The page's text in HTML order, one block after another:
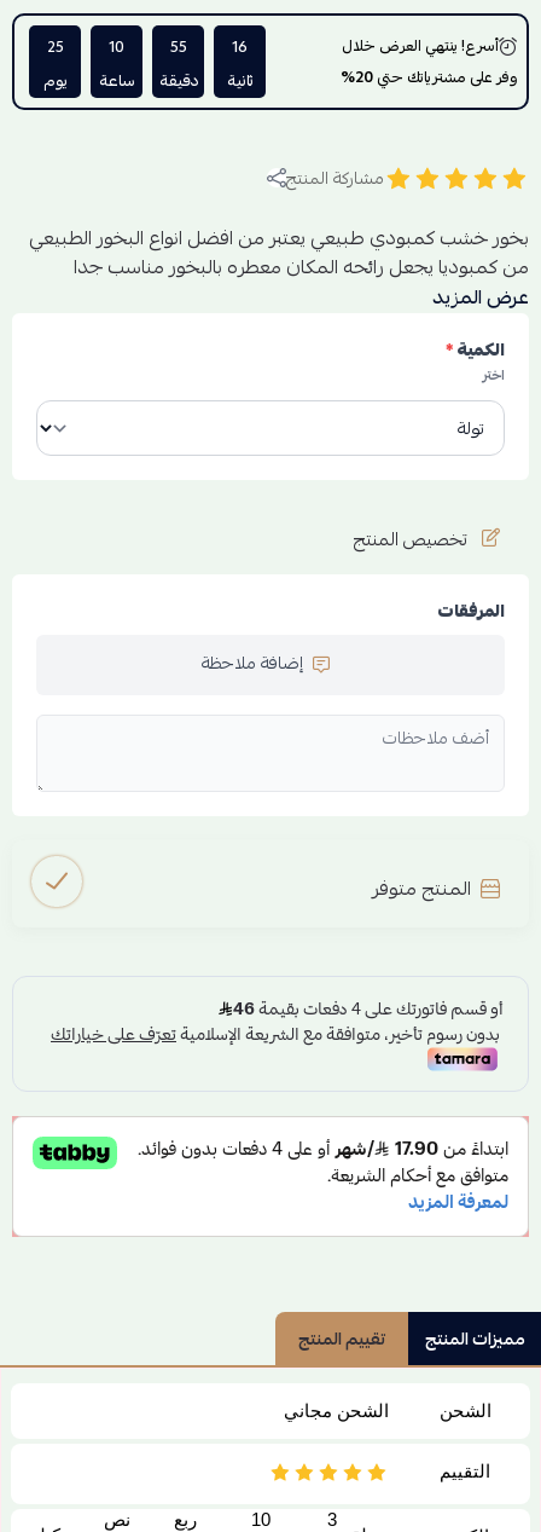
أسرع! ينتهي العرض خلال
وفر على مشترياتك حتي20%
16
ثانية
55
دقيقة
10
ساعة
25
يوم
مشاركة المنتج
بخور خشب كمبودي طبيعي يعتبر من افضل انواع البخور الطبيعي
من كمبوديا يجعل رائحه المكان معطره بالبخور مناسب جدا
للمناسبات الزواج والضيافة
عرض المزيد
الكمية*
اختر
تخصيص المنتج
المرفقات
إضافة ملاحظة
المنتج متوفر
مميزات المنتج تقييم المنتج
الشحن الشحن مجاني
التقييم
3
10
ربع
نص